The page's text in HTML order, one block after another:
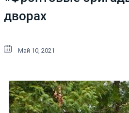
дворах
Май 10, 2021